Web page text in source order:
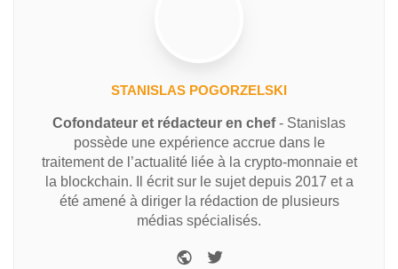
STANISLAS POGORZELSKI
Cofondateur et rédacteur en chef- Stanislas
possède une expérience accrue dans le
traitement de l’actualité liée à la crypto-monnaie et
la blockchain. Il écrit sur le sujet depuis 2017 et a
été amené à diriger la rédaction de plusieurs
médias spécialisés.